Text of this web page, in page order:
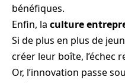
bénéfiques.
Enfin, la culture
Si de plus en plus de
créer leur boîte, l’échec
Or, l’innovation passe